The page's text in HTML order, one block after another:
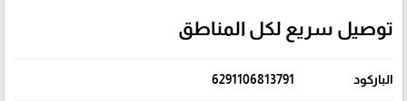
توصيل سريع لكل المناطق
الباركود 6291106813791